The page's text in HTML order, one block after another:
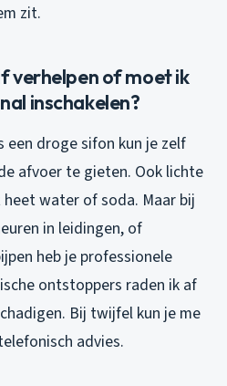
zit.
verhelpen of moet ik
inschakelen?
een droge sifon kun je zelf
afvoer te gieten. Ook lichte
water of soda. Maar bij
in leidingen, of
heb je professionele
ontstoppers raden ik af
Bij twijfel kun je me
advies.